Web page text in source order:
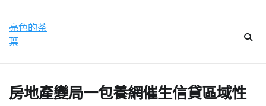
content
亮色的茶
葉
房地產變局一包養網催生信貸區域性